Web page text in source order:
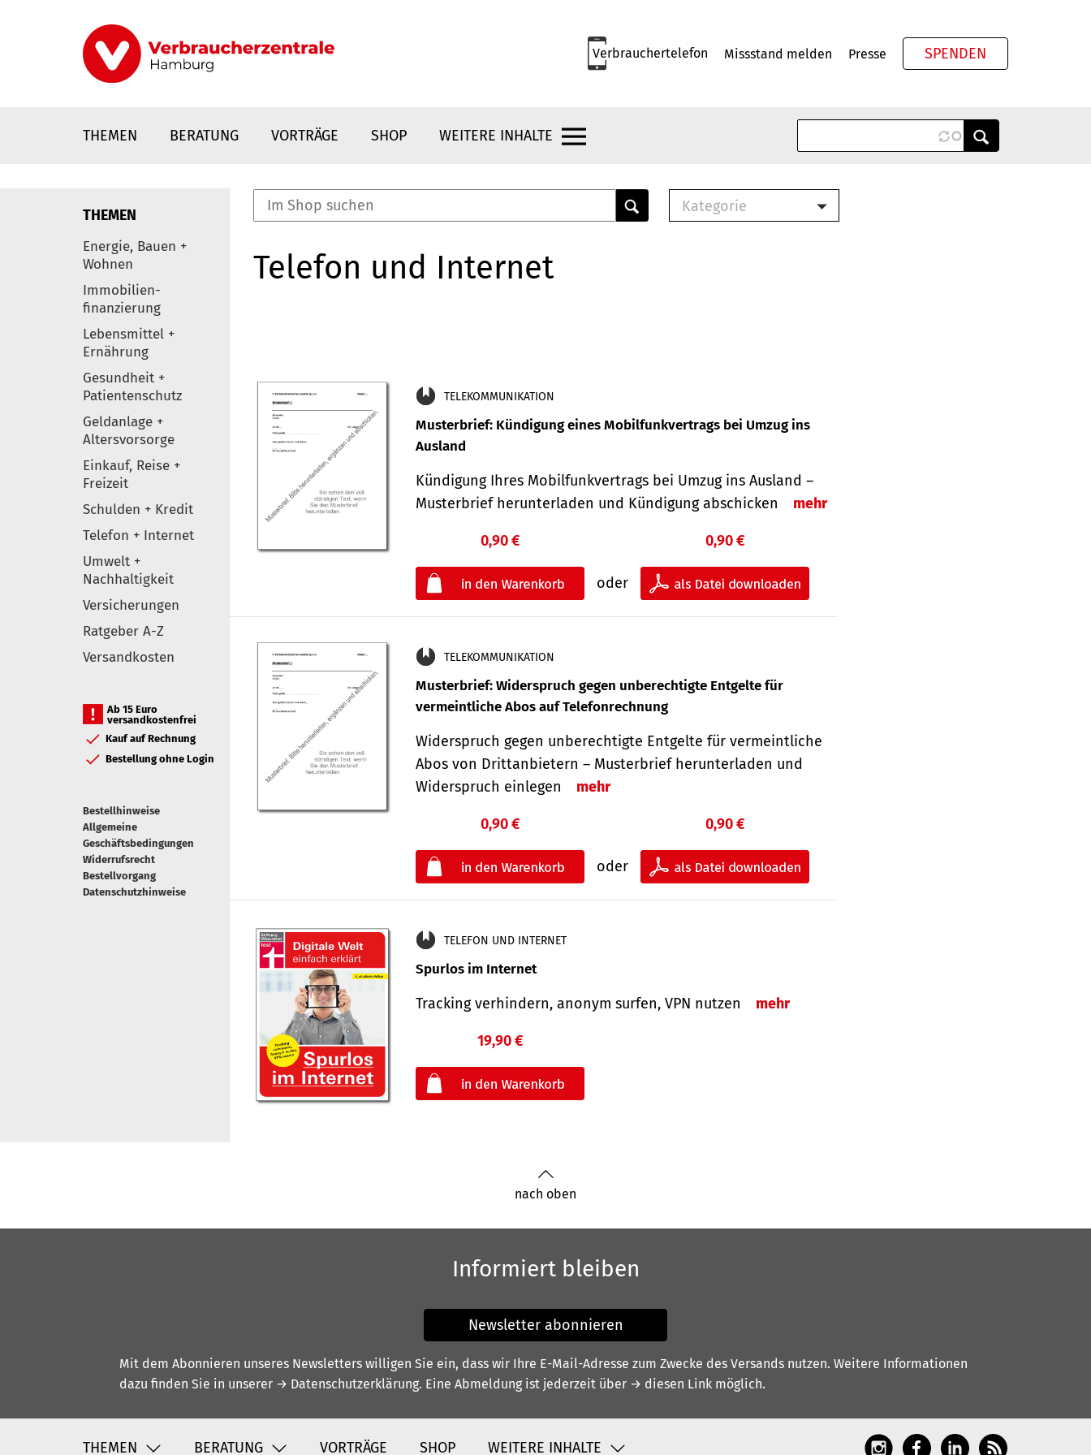
Verbrauchertelefon Missstand melden Presse SPENDEN
THEMEN BERATUNG VORTRÄGE SHOP WEITERE INHALTE
Elemente
THEMEN
Energie, Bauen +
Wohnen
Immobilien-
finanzierung
Lebensmittel +
Ernährung
Gesundheit +
Patientenschutz
Geldanlage +
Altersvorsorge
Einkauf, Reise +
Freizeit
Schulden + Kredit
Telefon + Internet
Umwelt +
Nachhaltigkeit
Versicherungen
Ratgeber A-Z
Versandkosten
Ab 15 Euro
versandkostenfrei
Kauf auf Rechnung
Bestellung ohne Login
Bestellhinweise
Allgemeine
Geschäftsbedingungen
Widerrufsrecht
Bestellvorgang
Datenschutzhinweise
Kategorie
Telefon und Internet
TELEKOMMUNIKATION
Musterbrief: Kündigung eines Mobilfunkvertrags bei Umzug ins
Ausland
Kündigung Ihres Mobilfunkvertrags bei Umzug ins Ausland –
Musterbrief herunterladen und Kündigung abschicken
mehr
0,90 €
oder
0,90 €
TELEKOMMUNIKATION
Musterbrief: Widerspruch gegen unberechtigte Entgelte für
vermeintliche Abos auf Telefonrechnung
Widerspruch gegen unberechtigte Entgelte für vermeintliche
Abos von Drittanbietern – Musterbrief herunterladen und
Widerspruch einlegen
mehr
0,90 €
oder
0,90 €
TELEFON UND INTERNET
Spurlos im Internet
Tracking verhindern, anonym surfen, VPN nutzen mehr
19,90 €
nach oben
Informiert bleiben
Newsletter abonnieren
Mit dem Abonnieren unseres Newsletters willigen Sie ein, dass wir Ihre E-Mail-Adresse zum Zwecke des Versands nutzen. Weitere Informationen
dazu finden Sie in unserer → Datenschutzerklärung. Eine Abmeldung ist jederzeit über → diesen Link möglich.
THEMEN BERATUNG VORTRÄGE SHOP WEITERE INHALTE